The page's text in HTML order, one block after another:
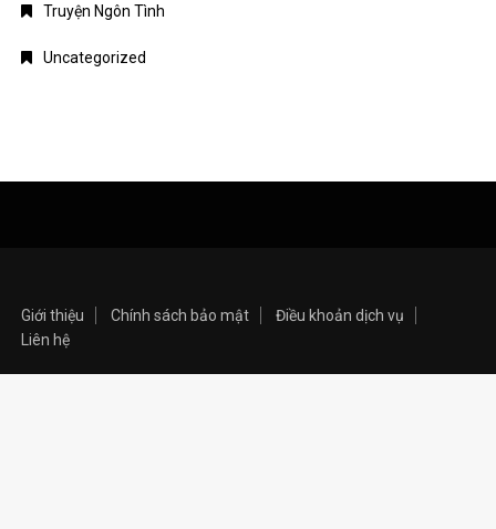
Truyện Ngôn Tình
Uncategorized
Giới thiệu Chính sách bảo mật
Điều khoản dịch vụ
Liên hệ